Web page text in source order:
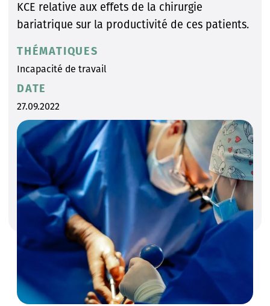
KCE relative aux effets de la chirurgie
bariatrique sur la productivité de ces patients.
THÉMATIQUES
Incapacité de travail
DATE
27.09.2022